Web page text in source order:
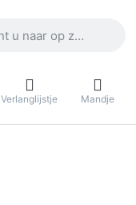
Verlanglijstje Mandje